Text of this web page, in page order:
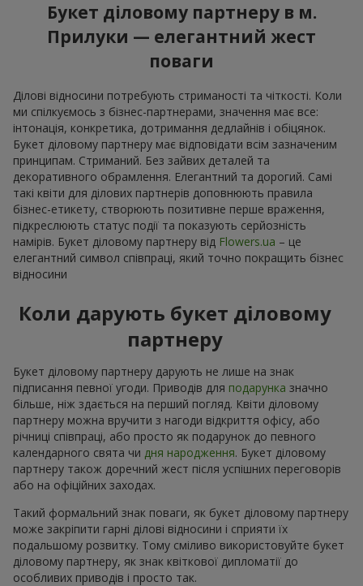
Букет діловому партнеру в м.
Прилуки — елегантний жест
поваги
Ділові відносини потребують стриманості та чіткості. Коли
ми спілкуємось з бізнес-партнерами, значення має все:
інтонація, конкретика, дотримання дедлайнів і обіцянок.
Букет діловому партнеру має відповідати всім зазначеним
принципам. Стриманий. Без зайвих деталей та
декоративного обрамлення. Елегантний та дорогий. Самі
такі квіти для ділових партнерів доповнюють правила
бізнес-етикету, створюють позитивне перше враження,
підкреслюють статус події та показують серйозність
намірів. Букет діловому партнеру від Flowers.ua – це
елегантний символ співпраці, який точно покращить бізнес
відносини
Коли дарують букет діловому
партнеру
Букет діловому партнеру дарують не лише на знак
підписання певної угоди. Приводів для подарунка значно
більше, ніж здається на перший погляд. Квіти діловому
партнеру можна вручити з нагоди відкриття офісу, або
річниці співпраці, або просто як подарунок до певного
календарного свята чи дня народження. Букет діловому
партнеру також доречний жест після успішних переговорів
або на офіційних заходах.
Такий формальний знак поваги, як букет діловому партнеру
може закріпити гарні ділові відносини і сприяти їх
подальшому розвитку. Тому сміливо використовуйте букет
діловому партнеру, як знак квіткової дипломатії до
особливих приводів і просто так.